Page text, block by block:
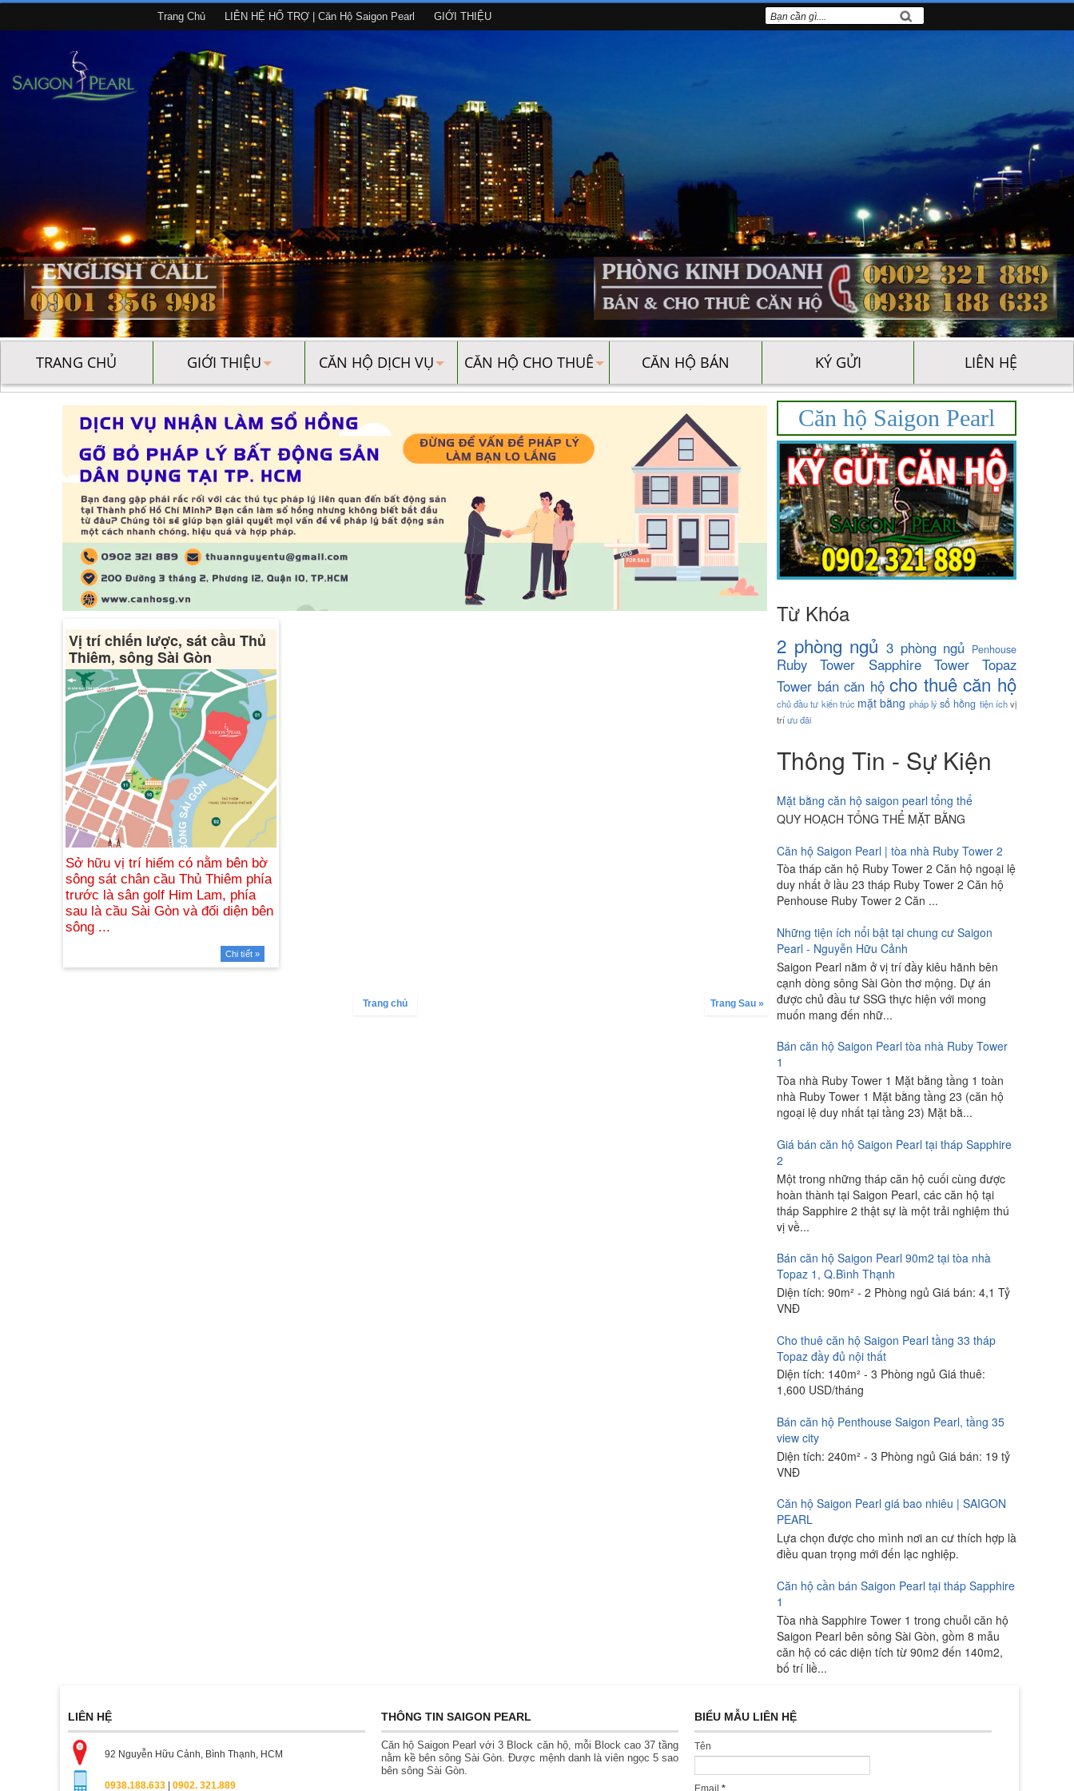
Trang Chủ LIÊN HỆ HỔ TRỢ | Căn Hộ Saigon Pearl GIỚI THIỆU
TRANG CHỦ GIỚI THIỆU CĂN HỘ DỊCH VỤ CĂN HỘ CHO THUÊ CĂN HỘ BÁN KÝ GỬI LIÊN HỆ
Vị trí chiến lược, sát cầu Thủ
Thiêm, sông Sài Gòn
Chi tiết »
Trang Sau »
Trang chủ
Căn hộ Saigon Pearl
Từ Khóa
2 phòng ngủ 3 phòng ngủ Penhouse
Ruby Tower Sapphire Tower
Topaz
Tower bán căn hộ cho thuê căn hộ
chủ đầu tư kiến trúc mặt bằng pháp lý sổ hồng tiện ích vị
tríưu đãi
Thông Tin - Sự Kiện
Mặt bằng căn hộ saigon pearl tổng thể
QUY HOẠCH TỔNG THỂ MẶT BẰNG
Căn hộ Saigon Pearl | tòa nhà Ruby Tower 2
Tòa tháp căn hộ Ruby Tower 2 Căn hộ ngoại lệ
duy nhất ở lầu 23 tháp Ruby Tower 2 Căn hộ
Penhouse Ruby Tower 2 Căn ...
Những tiện ích nổi bật tại chung cư Saigon
Pearl - Nguyễn Hữu Cảnh
Saigon Pearl nằm ở vị trí đầy kiêu hãnh bên
cạnh dòng sông Sài Gòn thơ mộng. Dự án
được chủ đầu tư SSG thực hiện với mong
muốn mang đến nhữ...
Bán căn hộ Saigon Pearl tòa nhà Ruby Tower
1
Tòa nhà Ruby Tower 1 Mặt bằng tầng 1 toàn
nhà Ruby Tower 1 Mặt bằng tầng 23 (căn hộ
ngoại lệ duy nhất tại tầng 23) Mặt bằ...
Giá bán căn hộ Saigon Pearl tại tháp Sapphire
2
Một trong những tháp căn hộ cuối cùng được
hoàn thành tại Saigon Pearl, các căn hộ tại
tháp Sapphire 2 thật sự là một trải nghiệm thú
vị về...
Bán căn hộ Saigon Pearl 90m2 tại tòa nhà
Topaz 1, Q.Bình Thạnh
Diện tích: 90m² - 2 Phòng ngủ Giá bán: 4,1 Tỷ
VNĐ
Cho thuê căn hộ Saigon Pearl tầng 33 tháp
Topaz đầy đủ nội thất
Diện tích: 140m² - 3 Phòng ngủ Giá thuê:
1,600 USD/tháng
Bán căn hộ Penthouse Saigon Pearl, tầng 35
view city
Diện tích: 240m² - 3 Phòng ngủ Giá bán: 19 tỷ
VNĐ
Căn hộ Saigon Pearl giá bao nhiêu | SAIGON
PEARL
Lựa chọn được cho mình nơi an cư thích hợp là
điều quan trọng mới đến lạc nghiệp.
Căn hộ cần bán Saigon Pearl tại tháp Sapphire
1
Tòa nhà Sapphire Tower 1 trong chuỗi căn hộ
Saigon Pearl bên sông Sài Gòn, gồm 8 mẫu
căn hộ có các diện tích từ 90m2 đến 140m2,
bố trí liề...
LIÊN HỆ
92 Nguyễn Hữu Cảnh, Bình Thạnh, HCM
0938.188.633 0902. 321.889
THÔNG TIN SAIGON PEARL
Căn hộ Saigon Pearl với 3 Block căn hộ, mỗi Block cao 37 tầng
nằm kề bên sông Sài Gòn. Được mệnh danh là viên ngọc 5 sao
bên sông Sài Gòn.
BIỂU MẪU LIÊN HỆ
Tên